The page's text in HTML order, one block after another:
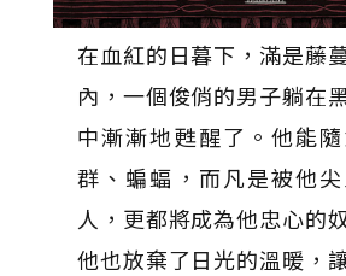
在血紅的日暮下，滿是藤
內，一個俊俏的男子躺在
中漸漸地甦醒了。他能
群、蝙蝠，而凡是被他
人，更都將成為他忠心的
他也放棄了日光的溫暖，